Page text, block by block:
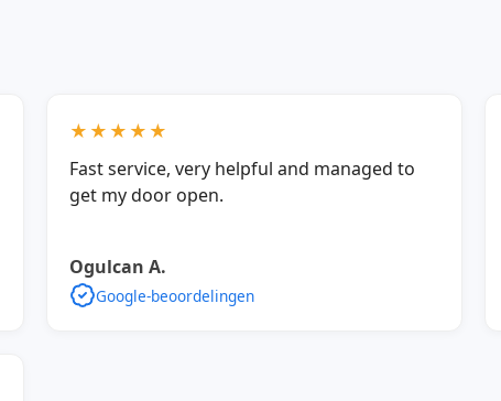
★★★★★
Fast service, very helpful and managed to
get my door open.
Ogulcan A.
Google-beoordelingen